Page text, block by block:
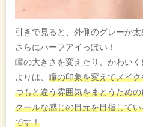
引きで見ると、外側のグレーが太
さらにハーフアイっぽい！
瞳の大きさを変えたり、かわい
よりは、 瞳の印象を変えてメイ
つもと違う雰囲気をまとうため
クールな感じの目元を目指して
です！